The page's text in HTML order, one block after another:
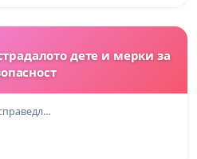
дете и мерки за